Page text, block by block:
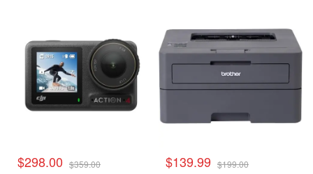
$298.00 $359.00 $139.99 $199.00